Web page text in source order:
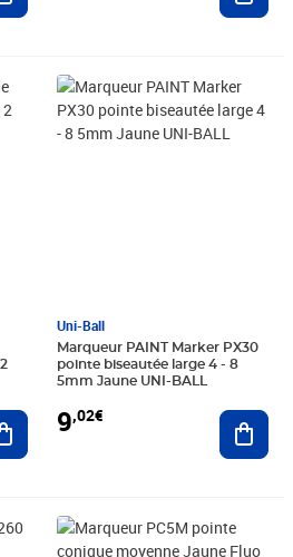
Ajouter au panier
Uni-Ball
Marqueur PAINT Marker PX30
pointe biseautée large 4 - 8
5mm Jaune UNI-BALL
9,02€
Prix 9,02€
Prix 23,64€